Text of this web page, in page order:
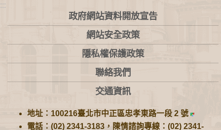
:::
政府網站資料開放宣告
網站安全政策
隱私權保護政策
聯絡我們
交通資訊
地址：100216臺北市中正區忠孝東路一段 2 號
電話：(02) 2341-3183，陳情諮詢專線：(02) 2341-